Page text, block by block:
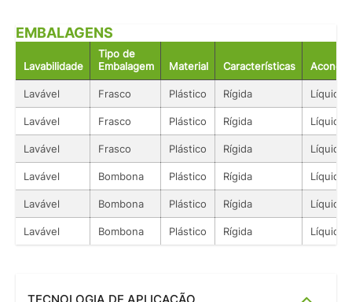
EMBALAGENS
Lavabilidade
Tipo de
Embalagem
Material Características
Lavável Frasco Plástico Rígida Líquido
Lavável Frasco Plástico Rígida Líquido
Lavável Frasco Plástico Rígida Líquido
Lavável Bombona Plástico Rígida Líquido
Lavável Bombona Plástico Rígida Líquido
Lavável Bombona Plástico Rígida Líquido